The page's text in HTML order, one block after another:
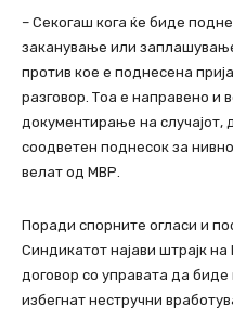
– Секогаш кога ќе биде
заканување или
против кое е поднесена
разговор. Тоа е направено и
документирање на случајот,
соодветен поднесок за
велат од МВР.
Поради спорните огласи и
Синдикатот најави штрајк
договор со управата да
избегнат нестручни